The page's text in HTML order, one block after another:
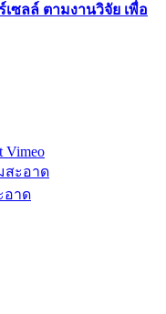
ซลล์ ตามงานวิจัย เพื่อ
Vimeo